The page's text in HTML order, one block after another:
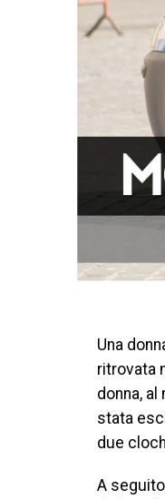
Una
ritrovata
donna,
stata
due
A